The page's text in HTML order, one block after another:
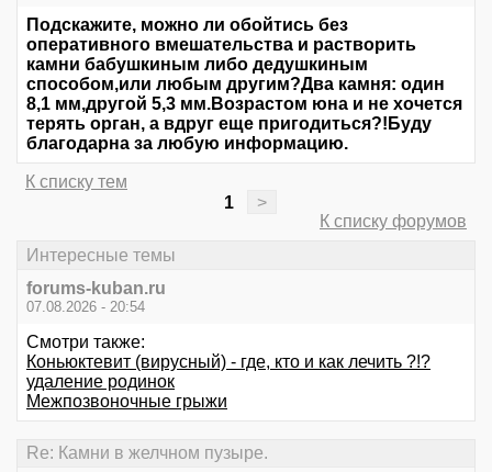
Подскажите, можно ли обойтись без
оперативного вмешательства и растворить
камни бабушкиным либо дедушкиным
способом,или любым другим?Два камня: один
8,1 мм,другой 5,3 мм.Возрастом юна и не хочется
терять орган, а вдруг еще пригодиться?!Буду
благодарна за любую информацию.
К списку тем
1
>
К списку форумов
Интересные темы
forums-kuban.ru
07.08.2026 - 20:54
Смотри также:
Коньюктевит (вирусный) - где, кто и как лечить ?!?
удаление родинок
Межпозвоночные грыжи
Re: Камни в желчном пузыре.